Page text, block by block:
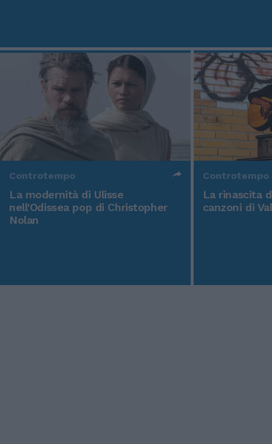
Controtempo
La modernità di Ulisse
nell'Odissea pop di Christopher
Nolan
Controtempo
La rinascita
canzoni di